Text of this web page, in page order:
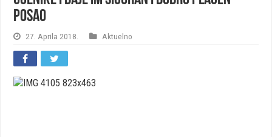
posao
27. Aprila 2018. Aktuelno